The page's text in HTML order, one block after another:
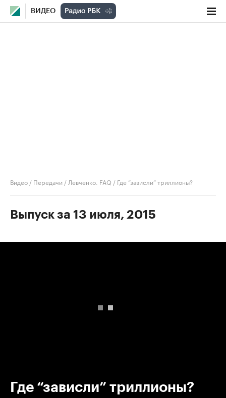
ВИДЕО
Видео / Передачи / Левченко. FAQ / Где “зависли” триллионы?
Выпуск за 13 июля, 2015
Где “зависли” триллионы?